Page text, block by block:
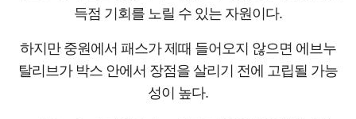
득점 기회를 노릴 수 있는 자원이다.
하지만 중원에서 패스가 제때 들어오지 않으면 에브누
탈리브가 박스 안에서 장점을 살리기 전에 고립될 가능
성이 높다.